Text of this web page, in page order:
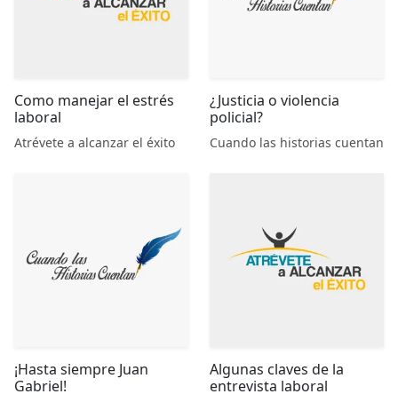
Como manejar el estrés
laboral
Atrévete a alcanzar el éxito
¿Justicia o violencia
policial?
Cuando las historias cuentan
¡Hasta siempre Juan
Gabriel!
Algunas claves de la
entrevista laboral